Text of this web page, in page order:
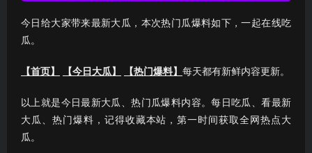
今日给大家带来最新大瓜，本次热门瓜爆料如下，一起在线吃
瓜。
【首页】 【今日大瓜】 【热门爆料】 每天都有新鲜内容更新。
以上就是今日最新大瓜、热门瓜爆料内容。每日吃瓜、看最新
大瓜、热门爆料，记得收藏本站，第一时间获取全网热点大
瓜。